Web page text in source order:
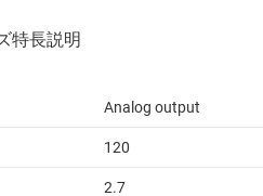
Analog output
120
2.7